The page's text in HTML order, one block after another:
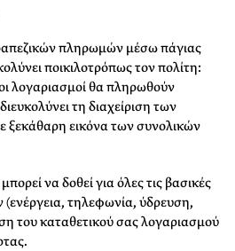
πληρωμών μέσω πάγιας
ποικιλοτρόπως τον πολίτη:
λογαριασμοί θα πληρωθούν
τη διαχείριση των
ξεκάθαρη εικόνα των συνολικών
να δοθεί για όλες τις βασικές
τηλεφωνία, ύδρευση,
του καταθετικού σας λογαριασμού